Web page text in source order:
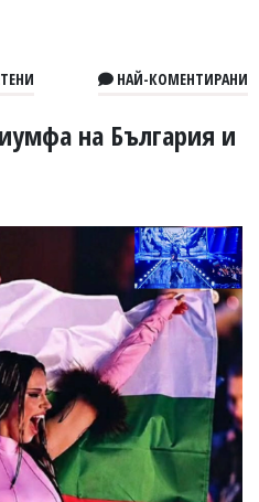
НАЙ-КОМЕНТИРАНИ
на България и